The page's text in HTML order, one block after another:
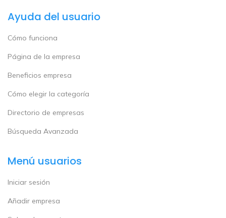
Ayuda del usuario
Cómo funciona
Página de la empresa
Beneficios empresa
Cómo elegir la categoría
Directorio de empresas
Búsqueda Avanzada
Menú usuarios
Iniciar sesión
Añadir empresa